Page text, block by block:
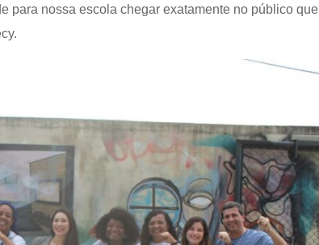
para nossa escola chegar exatamente no público que